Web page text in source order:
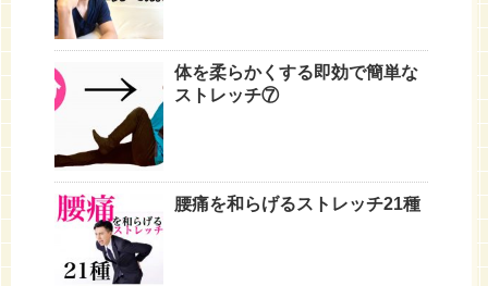
体を柔らかくする即効で簡単な
ストレッチ⑦
腰痛を和らげるストレッチ21種